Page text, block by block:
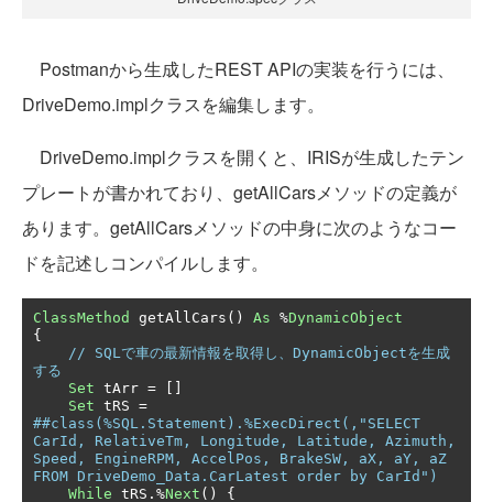
Postmanから生成したREST APIの実装を行うには、
DriveDemo.implクラスを編集します。
DriveDemo.implクラスを開くと、IRISが生成したテン
プレートが書かれており、getAllCarsメソッドの定義が
あります。getAllCarsメソッドの中身に次のようなコー
ドを記述しコンパイルします。
ClassMethod getAllCars () As %DynamicObject
{
// SQLで車の最新情報を取得し、DynamicObjectを生成
する
Set tArr =
Set tRS =
##class(%SQL.Statement).%ExecDirect(,"SELECT
CarId, RelativeTm, Longitude, Latitude, Azimuth,
Speed, EngineRPM, AccelPos, BrakeSW, aX, aY, aZ
FROM DriveDemo_Data.CarLatest order by CarId")
While tRS .%Next ()
{